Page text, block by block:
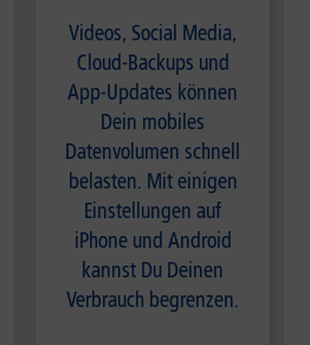
Videos, Social Media,
Cloud-Backups und
App-Updates können
Dein mobiles
Datenvolumen schnell
belasten. Mit einigen
Einstellungen auf
iPhone und Android
kannst Du Deinen
Verbrauch begrenzen.